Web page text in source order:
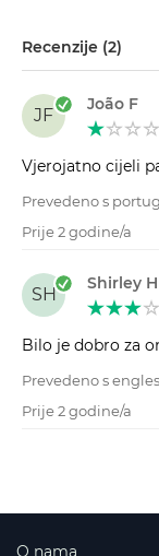
Recenzije (2)
JF
João F
Vjerojatno cijeli
Prevedeno s
Prije 2 godine/a
SH
Shirley H
Bilo je dobro za
Prevedeno s
Prije 2 godine/a
O nama